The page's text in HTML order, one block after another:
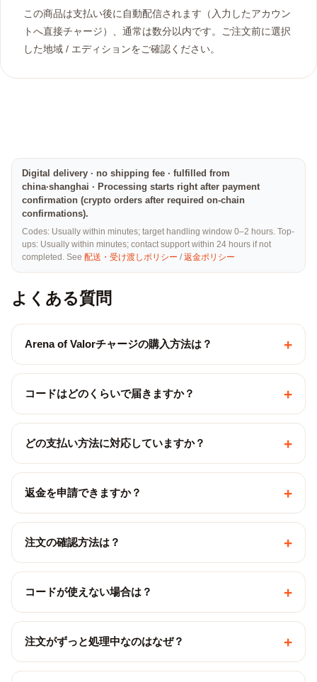
この商品は支払い後に自動配信されます（入力したアカウン
トへ直接チャージ）、通常は数分以内です。ご注文前に選択
した地域 / エディションをご確認ください。
Digital delivery · no shipping fee · fulfilled from
china·shanghai · Processing starts right after payment
confirmation (crypto orders after required on-chain
confirmations).
Codes: Usually within minutes; target handling window 0–2 hours. Top-
ups: Usually within minutes; contact support within 24 hours if not
completed. See 配送・受け渡しポリシー /返金ポリシー
よくある質問
Arena of Valorチャージの購入方法は？ +
コードはどのくらいで届きますか？ +
どの支払い方法に対応していますか？ +
返金を申請できますか？ +
注文の確認方法は？ +
コードが使えない場合は？ +
注文がずっと処理中なのはなぜ？ +